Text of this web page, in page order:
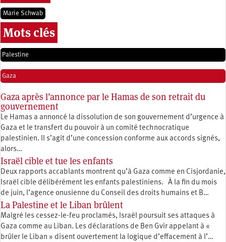
Marie Schwab
Mots clés
Palestine
Gaza
Gaza après l’annonce par le Hamas de son retrait du
gouvernement
Le Hamas a annoncé la dissolution de son gouvernement d’urgence à
Gaza et le transfert du pouvoir à un comité technocratique
palestinien. Il s’agit d’une concession conforme aux accords signés,
alors…
Israël cible et tue les enfants
Deux rapports accablants montrent qu’à Gaza comme en Cisjordanie,
Israël cible délibérément les enfants palestiniens. À la fin du mois
de juin, l’agence onusienne du Conseil des droits humains et B…
La Palestine et le Liban brûlent
Malgré les cessez-le-feu proclamés, Israël poursuit ses attaques à
Gaza comme au Liban. Les déclarations de Ben Gvir appelant à «
brûler le Liban » disent ouvertement la logique d’effacement à l’…